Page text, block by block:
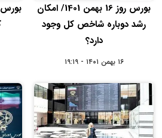
بورس روز 16 بهمن 1401/ امکان
رشد دوباره شاخص کل وجود
دارد؟
۱۶ بهمن ۱۴۰۱ - ۱۹:۱۹